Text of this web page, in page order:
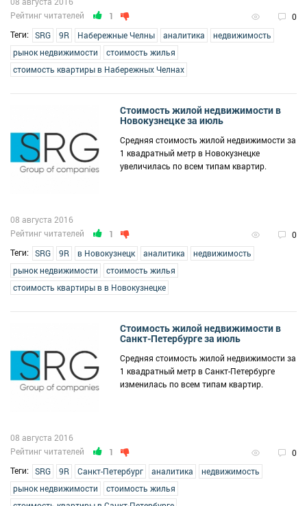
Рейтинг читателей 1 0
Теги: SRG 9R Набережные Челны аналитика
недвижимость
рынок недвижимости
стоимость жилья
стоимость квартиры в Набережных Челнах
Стоимость жилой недвижимости в
Новокузнецке за июль
Средняя стоимость жилой недвижимости за
1 квадратный метр в Новокузнецке
увеличилась по всем типам квартир.
Рейтинг читателей 1 0
08 августа 2016
Теги: SRG 9R в Новокузнецк аналитика
недвижимость
рынок недвижимости
стоимость жилья
стоимость квартиры в в Новокузнецке
Стоимость жилой недвижимости в
Санкт-Петербурге за июль
Средняя стоимость жилой недвижимости за
1 квадратный метр в Санкт-Петербурге
изменилась по всем типам квартир.
Рейтинг читателей 1 0
08 августа 2016
Теги: SRG 9R Санкт-Петербург аналитика
недвижимость
рынок недвижимости
стоимость жилья